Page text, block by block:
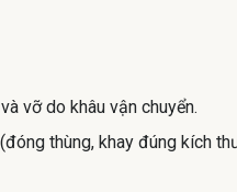
vỡ do khâu vận chuyển.
thùng, khay đúng kích